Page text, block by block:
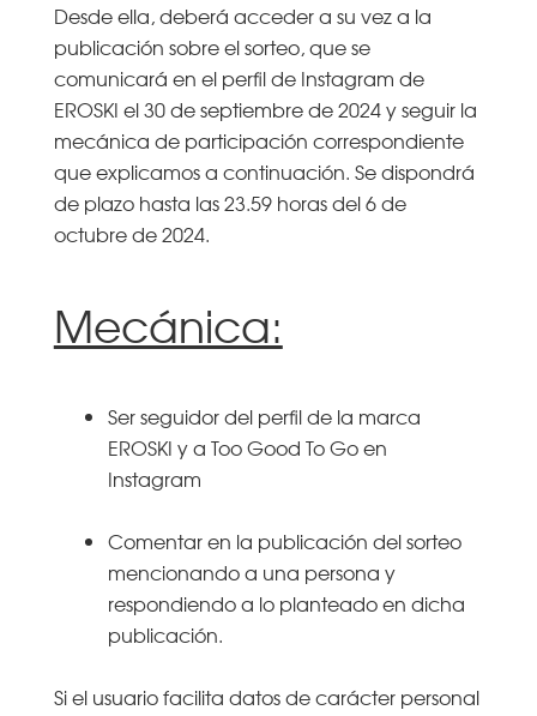
Desde ella, deberá acceder a su vez a la
publicación sobre el sorteo, que se
comunicará en el perfil de Instagram de
EROSKI el 30 de septiembre de 2024 y seguir la
mecánica de participación correspondiente
que explicamos a continuación. Se dispondrá
de plazo hasta las 23.59 horas del 6 de
octubre de 2024.
Mecánica:
Ser seguidor del perfil de la marca
EROSKI y a Too Good To Go en
Instagram
Comentar en la publicación del sorteo
mencionando a una persona y
respondiendo a lo planteado en dicha
publicación.
Si el usuario facilita datos de carácter personal